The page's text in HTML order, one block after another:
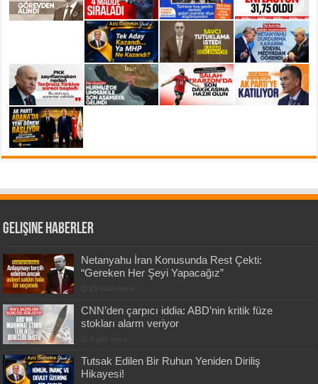
Gelişine Haberler
Netanyahu İran Konusunda Rest Çekti:
“Gereken Her Şeyi Yapacağız”
CNN’den çarpıcı iddia: ABD’nin kritik füze
stokları alarm veriyor
Tutsak Edilen Bir Ruhun Yeniden Diriliş
Hikayesi!